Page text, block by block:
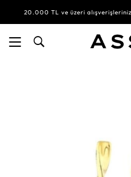
20.000 TL ve üzeri